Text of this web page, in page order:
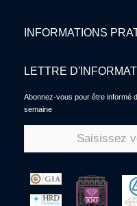
INFORMATIONS
LETTRE
Abonnez-vous pour être informé
semaine